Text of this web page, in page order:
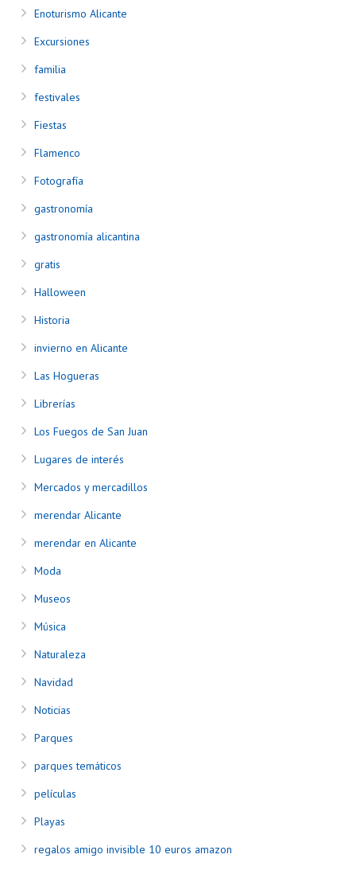
Enoturismo Alicante
Excursiones
familia
festivales
Fiestas
Flamenco
Fotografía
gastronomía
gastronomía alicantina
gratis
Halloween
Historia
invierno en Alicante
Las Hogueras
Librerías
Los Fuegos de San Juan
Lugares de interés
Mercados y mercadillos
merendar Alicante
merendar en Alicante
Moda
Museos
Música
Naturaleza
Navidad
Noticias
Parques
parques temáticos
películas
Playas
regalos amigo invisible 10 euros amazon